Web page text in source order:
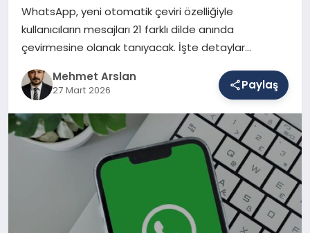
SAĞLIK
EĞITIM
DÜNYA
WhatsApp, yeni otomatik çeviri özelliğiyle
kullanıcıların mesajları 21 farklı dilde anında
çevirmesine olanak tanıyacak. İşte detaylar…
Mehmet Arslan
27 Mart 2026 Paylaş